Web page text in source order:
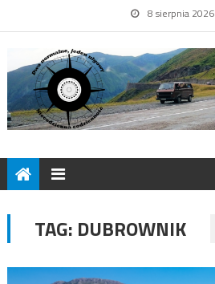
8 sierpnia 2026
TAG: DUBROWNIK